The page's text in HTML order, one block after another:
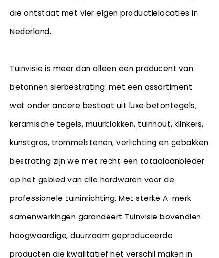
die ontstaat met vier eigen productielocaties in
Nederland.
Tuinvisie is meer dan alleen een producent van
betonnen sierbestrating: met een assortiment
wat onder andere bestaat uit luxe betontegels,
keramische tegels, muurblokken, tuinhout, klinkers,
kunstgras, trommelstenen, verlichting en gebakken
bestrating zijn we met recht een totaalaanbieder
op het gebied van alle hardwaren voor de
professionele tuininrichting. Met sterke A-merk
samenwerkingen garandeert Tuinvisie bovendien
hoogwaardige, duurzaam geproduceerde
producten die kwalitatief het verschil maken in